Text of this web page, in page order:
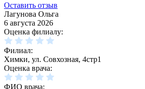
Оставить отзыв
Лагунова Ольга
6 августа 2026
Оценка филиалу:
Филиал:
Химки, ул. Совхозная, 4стр1
Оценка врача:
ФИО врача: